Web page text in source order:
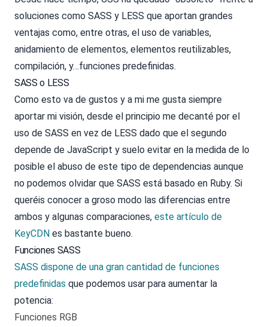
soluciones como SASS y LESS que aportan grandes
ventajas como, entre otras, el uso de variables,
anidamiento de elementos, elementos reutilizables,
compilación, y…funciones predefinidas.
SASS o LESS
Como esto va de gustos y a mi me gusta siempre
aportar mi visión, desde el principio me decanté por el
uso de SASS en vez de LESS dado que el segundo
depende de JavaScript y suelo evitar en la medida de lo
posible el abuso de este tipo de dependencias aunque
no podemos olvidar que SASS está basado en Ruby. Si
queréis conocer a groso modo las diferencias entre
ambos y algunas comparaciones, este artículo de
KeyCDN es bastante bueno.
Funciones SASS
SASS dispone de una gran cantidad de funciones
predefinidas que podemos usar para aumentar la
potencia:
Funciones RGB